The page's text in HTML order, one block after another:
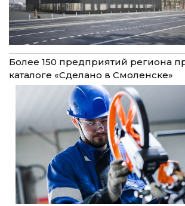
Более 150 предприятий региона
каталоге «Сделано в Смоленске»